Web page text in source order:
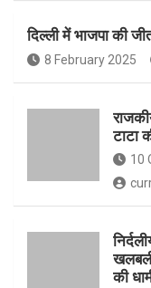
ce
b
o
o
at
s
A
p
p
दिल्ली में भाजपा की
8 February 2025
टाटा
10
की